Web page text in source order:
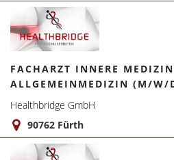
FACHARZT INNERE
ALLGEMEINMEDIZIN (M/W/
Healthbridge GmbH
90762 Fürth